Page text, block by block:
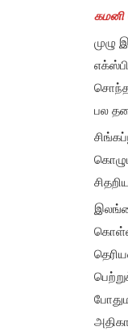
கமனி
முழு
பல
கொள்ள